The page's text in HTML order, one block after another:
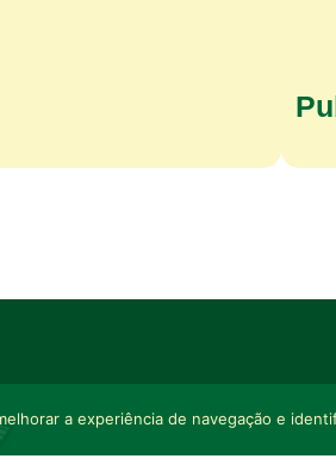
a experiência de navegação e